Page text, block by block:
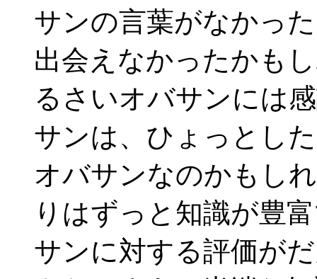
サンの言葉がなかっ
出会えなかったかも
るさいオバサンには
サンは、ひょっとし
オバサンなのかもし
りはずっと知識が豊
サンに対する評価が